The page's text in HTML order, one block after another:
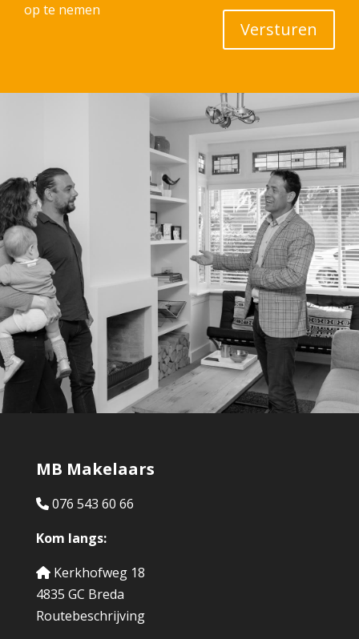
op te nemen
Versturen
MB Makelaars
076 543 60 66
Kom langs:
Kerkhofweg 18
4835 GC Breda
Routebeschrijving